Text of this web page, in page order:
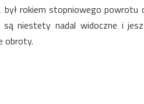
był rokiem stopniowego powrotu
są niestety nadal widoczne i
obroty.